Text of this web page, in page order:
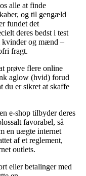
alle at finde
og til gengæld
fundet det
deres bedst i test
kvinder og mænd –
fragt.
prøve flere online
aglow (hvid) forud
du er sikret at skaffe
e-shop tilbyder deres
favorabel, så
en uægte internet
af et reglement,
outlets.
eller betalinger med